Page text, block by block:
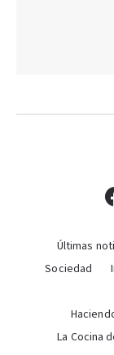
Últimas
Sociedad
La Cocina